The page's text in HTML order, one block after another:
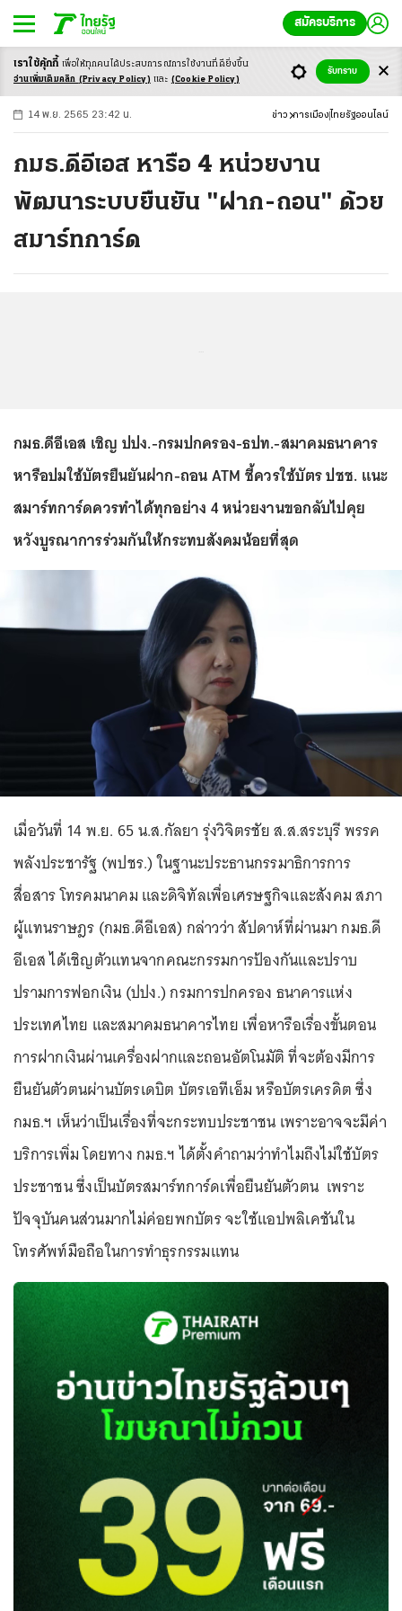
สมัครบริการ
-ก ก ก+
14 พ.ย. 2565 23:42 น. ข่าว การเมือง ไทยรัฐออนไลน์
กมธ.ดีอีเอส หารือ 4 หน่วยงาน
พัฒนาระบบยืนยัน "ฝาก-ถอน" ด้วย
สมาร์ทการ์ด
กมธ.ดีอีเอส เชิญ ปปง.-กรมปกครอง-ธปท.-สมาคมธนาคาร
หารือปมใช้บัตรยืนยันฝาก-ถอน ATM ชี้ควรใช้บัตร ปชช. แนะ
สมาร์ทการ์ดควรทำได้ทุกอย่าง 4 หน่วยงานขอกลับไปคุย
หวังบูรณาการร่วมกันให้กระทบสังคมน้อยที่สุด
เมื่อวันที่ 14 พ.ย. 65 น.ส.กัลยา รุ่งวิจิตรชัย ส.ส.สระบุรี พรรค
พลังประชารัฐ (พปชร.) ในฐานะประธานกรรมาธิการการ
สื่อสาร โทรคมนาคม และดิจิทัลเพื่อเศรษฐกิจและสังคม สภา
ผู้แทนราษฎร (กมธ.ดีอีเอส) กล่าวว่า สัปดาห์ที่ผ่านมา กมธ.ดี
อีเอส ได้เชิญตัวแทนจากคณะกรรมการป้องกันและปราบ
ปรามการฟอกเงิน (ปปง.) กรมการปกครอง ธนาคารแห่ง
ประเทศไทย และสมาคมธนาคารไทย เพื่อหารือเรื่องขั้นตอน
การฝากเงินผ่านเครื่องฝากและถอนอัตโนมัติ ที่จะต้องมีการ
ยืนยันตัวตนผ่านบัตรเดบิต บัตรเอทีเอ็ม หรือบัตรเครดิต ซึ่ง
กมธ.ฯ เห็นว่าเป็นเรื่องที่จะกระทบประชาชน เพราะอาจจะมีค่า
บริการเพิ่ม โดยทาง กมธ.ฯ ได้ตั้งคำถามว่าทำไมถึงไม่ใช้บัตร
ประชาชน ซึ่งเป็นบัตรสมาร์ทการ์ดเพื่อยืนยันตัวตน เพราะ
ปัจจุบันคนส่วนมากไม่ค่อยพกบัตร จะใช้แอปพลิเคชันใน
โทรศัพท์มือถือในการทำธุรกรรมแทน
เราใช้คุ้กกี้ เพื่อให้ทุกคนได้ประสบการณ์การใช้งานที่ดียิ่งขึ้น
อ่านเพิ่มเติมคลิก (Privacy Policy) และ (Cookie Policy)
รับทราบ